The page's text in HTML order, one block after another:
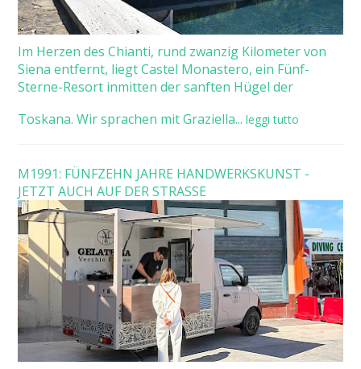
Im Herzen des Chianti, rund zwanzig Kilometer von
Siena entfernt, liegt Castel Monastero, ein Fünf-
Sterne-Resort inmitten der sanften Hügel der
Toskana. Wir sprachen mit Graziella... leggi tutto
M1991: FÜNFZEHN JAHRE HANDWERKSKUNST -
JETZT AUCH AUF DER STRASSE